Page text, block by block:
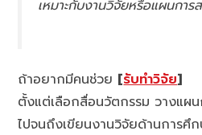
เหมาะกับงานวิจัยหรือแผนการ
ถ้าอยากมีคนช่วย [รับทำวิจัย]
ตั้งแต่เลือกสื่อนวัตกรรม วางแผ
ไปจนถึงเขียนงานวิจัยด้านการศึ